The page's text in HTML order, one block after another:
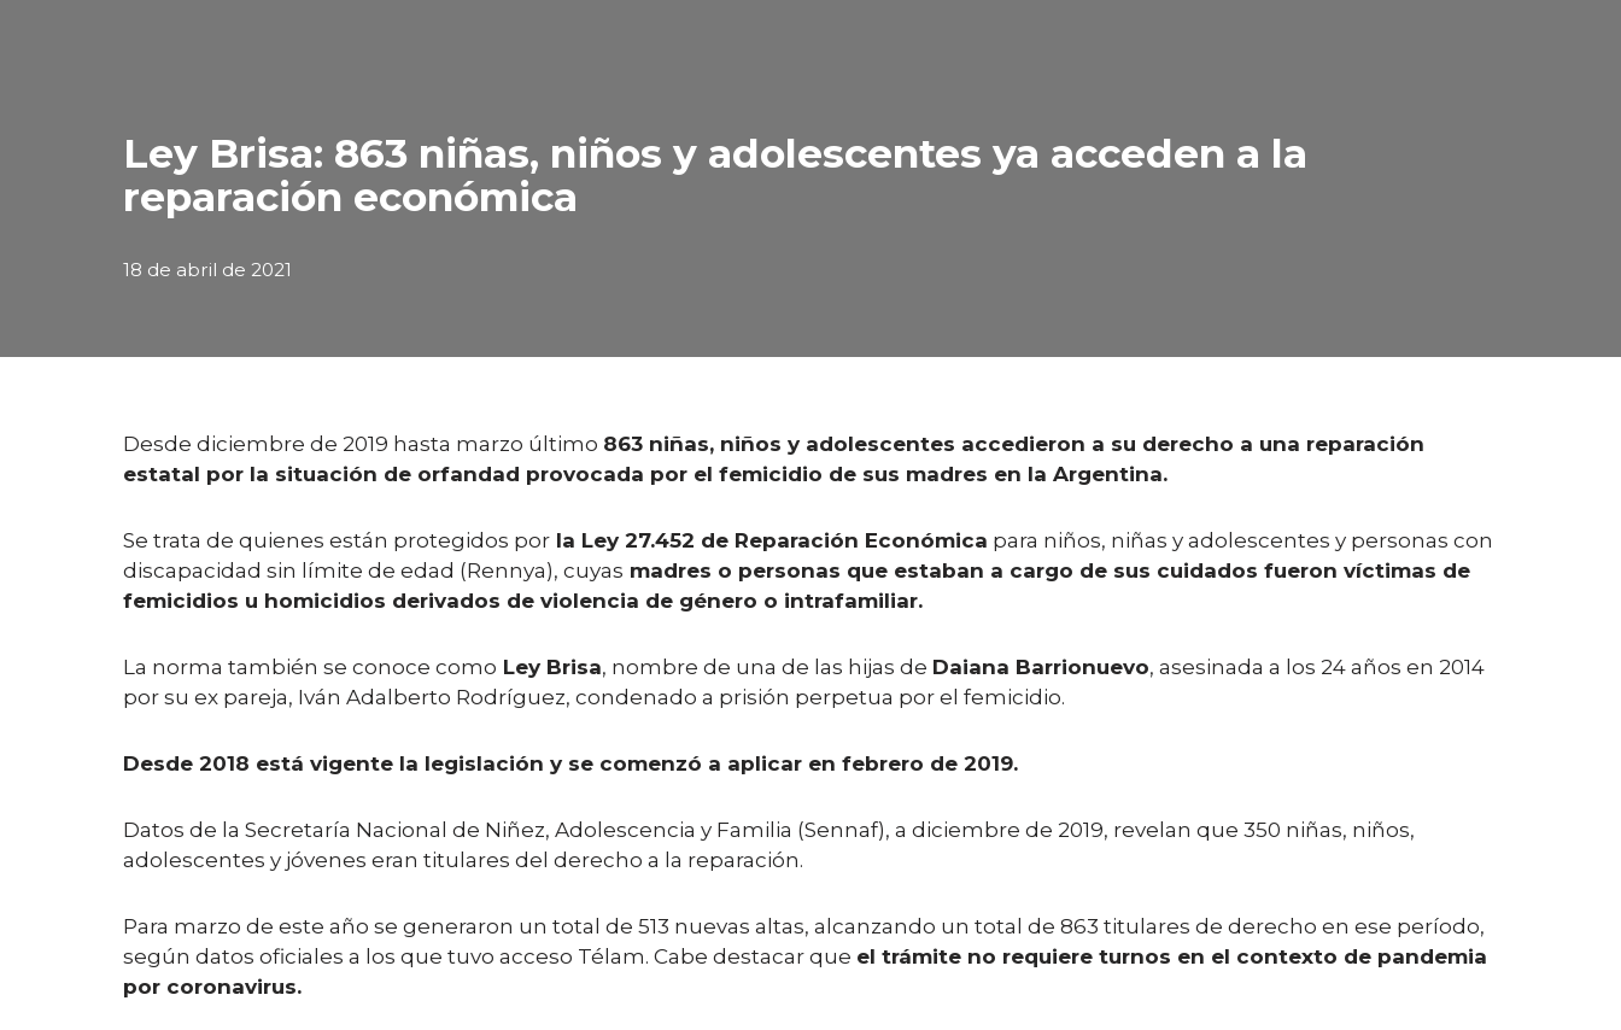
Ley Brisa: 863 niñas, niños y adolescentes ya acceden a la
reparación económica
18 de abril de 2021
Desde diciembre de 2019 hasta marzo último 863 niñas, niños y adolescentes accedieron a su derecho a una reparación
estatal por la situación de orfandad provocada por el femicidio de sus madres en la Argentina.
Se trata de quienes están protegidos por la Ley 27.452 de Reparación Económica para niños, niñas y adolescentes y personas con
discapacidad sin límite de edad (Rennya), cuyas madres o personas que estaban a cargo de sus cuidados fueron víctimas de
femicidios u homicidios derivados de violencia de género o intrafamiliar.
La norma también se conoce como Ley Brisa, nombre de una de las hijas de Daiana Barrionuevo, asesinada a los 24 años en 2014
por su ex pareja, Iván Adalberto Rodríguez, condenado a prisión perpetua por el femicidio.
Desde 2018 está vigente la legislación y se comenzó a aplicar en febrero de 2019.
Datos de la Secretaría Nacional de Niñez, Adolescencia y Familia (Sennaf), a diciembre de 2019, revelan que 350 niñas, niños,
adolescentes y jóvenes eran titulares del derecho a la reparación.
Para marzo de este año se generaron un total de 513 nuevas altas, alcanzando un total de 863 titulares de derecho en ese período,
según datos oficiales a los que tuvo acceso Télam. Cabe destacar que el trámite no requiere turnos en el contexto de pandemia
por coronavirus.